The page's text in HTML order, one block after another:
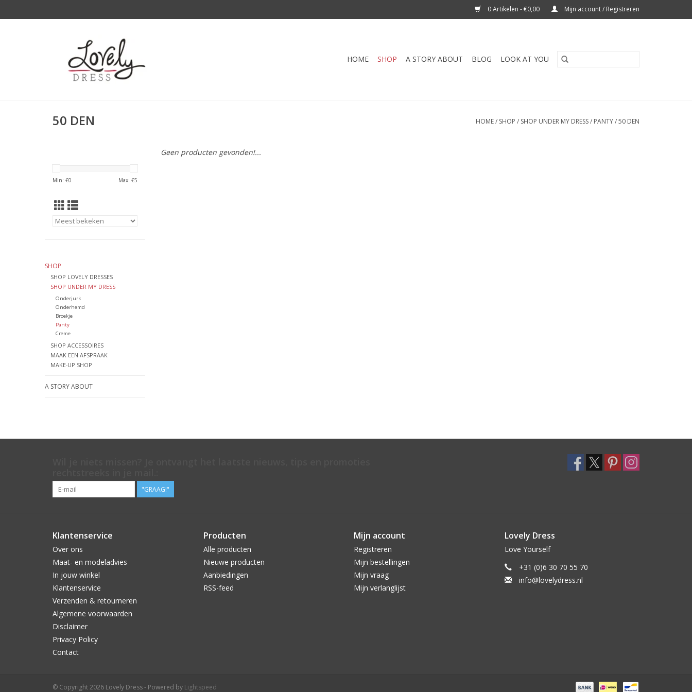
0 Artikelen - €0,00 Mijn account / Registreren
HOME SHOP A STORY ABOUT BLOG LOOK AT YOU
50 DEN HOME/ SHOP / SHOP UNDER MY DRESS/ PANTY/50 DEN
Min: €0 Max: €5
SHOP
SHOP LOVELY DRESSES
SHOP UNDER MY DRESS
Onderjurk
Onderhemd
Broekje
Panty
Creme
SHOP ACCESSOIRES
MAAK EEN AFSPRAAK
MAKE-UP SHOP
A STORY ABOUT
Geen producten gevonden!...
"GRAAG!"
Klantenservice
Over ons
Maat- en modeladvies
In jouw winkel
Klantenservice
Verzenden & retourneren
Algemene voorwaarden
Disclaimer
Privacy Policy
Contact
Producten
Alle producten
Nieuwe producten
Aanbiedingen
RSS-feed
Mijn account
Registreren
Mijn bestellingen
Mijn vraag
Mijn verlanglijst
Lovely Dress
Love Yourself
+31 (0)6 30 70 55 70
info@lovelydress.nl
© Copyright 2026 Lovely Dress - Powered by Lightspeed